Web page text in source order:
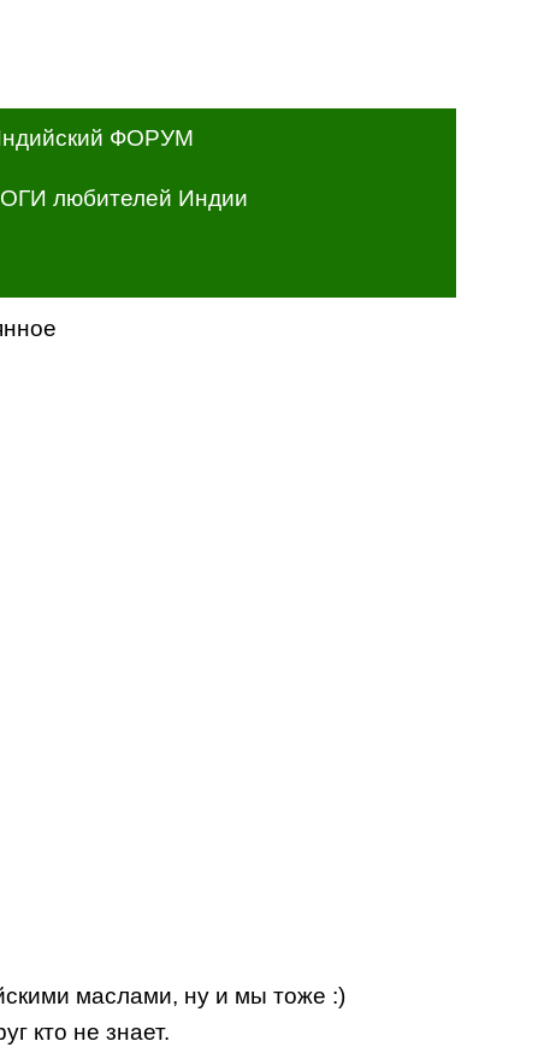
ФОРУМ
любителей Индии
маслами, ну и мы тоже :)
кто не знает.